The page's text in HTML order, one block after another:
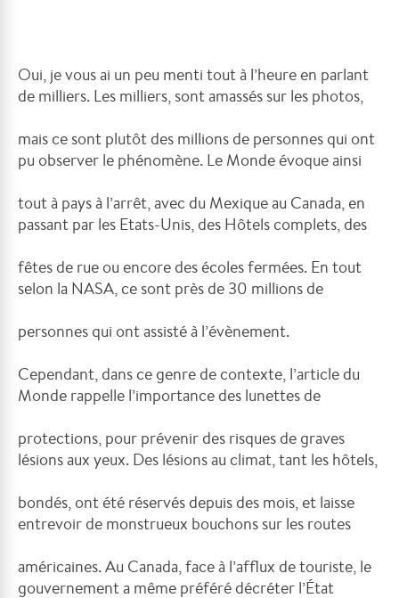
Oui, je vous ai un peu menti tout à l’heure en parlant
de milliers. Les milliers, sont amassés sur les photos,
mais ce sont plutôt des millions de personnes qui ont
pu observer le phénomène. Le Monde évoque ainsi
tout à pays à l’arrêt, avec du Mexique au Canada, en
passant par les Etats-Unis, des Hôtels complets, des
fêtes de rue ou encore des écoles fermées. En tout
selon la NASA, ce sont près de 30 millions de
personnes qui ont assisté à l’évènement.
Cependant, dans ce genre de contexte, l’article du
Monde rappelle l’importance des lunettes de
protections, pour prévenir des risques de graves
lésions aux yeux. Des lésions au climat, tant les hôtels,
bondés, ont été réservés depuis des mois, et laisse
entrevoir de monstrueux bouchons sur les routes
américaines. Au Canada, face à l’afflux de touriste, le
gouvernement a même préféré décréter l’État